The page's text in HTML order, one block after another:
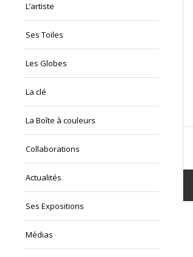
L’artiste
Ses Toiles
Les Globes
La clé
La Boîte à couleurs
Collaborations
Actualités
Ses Expositions
Médias